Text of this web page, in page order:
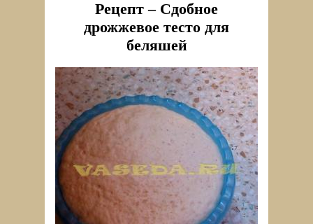
Рецепт – Сдобное
дрожжевое тесто для
беляшей